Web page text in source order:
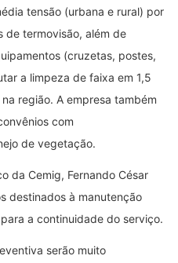
tensão (urbana e rural) por
de termovisão, além de
(cruzetas, postes,
a limpeza de faixa em 1,5
região. A empresa também
com
de vegetação.​
da Cemig, Fernando César
destinados à manutenção
a continuidade do serviço.
serão muito